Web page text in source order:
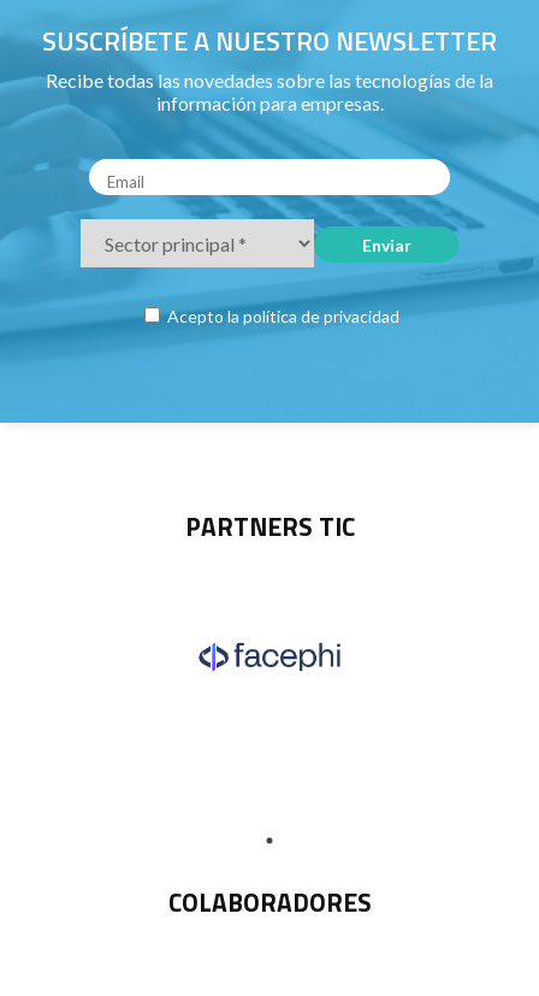
SUSCRÍBETE A NUESTRO NEWSLETTER
Recibe todas las novedades sobre las tecnologías de la
información para empresas.
Acepto la política de privacidad
PARTNERS TIC
COLABORADORES